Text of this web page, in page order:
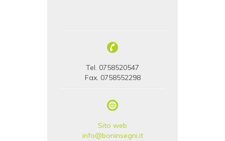
Tel. 0758520547
Fax. 0758552298
Sito web
info@boninsegni.it